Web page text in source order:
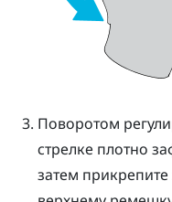
Поворотом
стрелке плотно
затем прикрепите